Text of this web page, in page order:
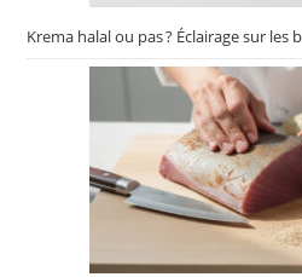
Krema halal ou pas ? Éclairage sur les